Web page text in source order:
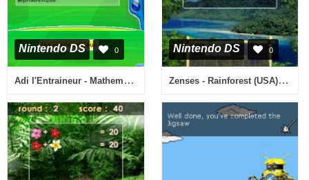
Nintendo DS 0
Adi l'Entraineur - Mathematiques, Francais CE1-CE2 (France)
Nintendo DS 0
Zenses - Rainforest (USA) (En,Fr,Es)